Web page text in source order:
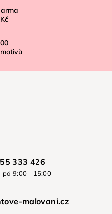
333 426
pá 9:00 - 15:00
malovani.cz